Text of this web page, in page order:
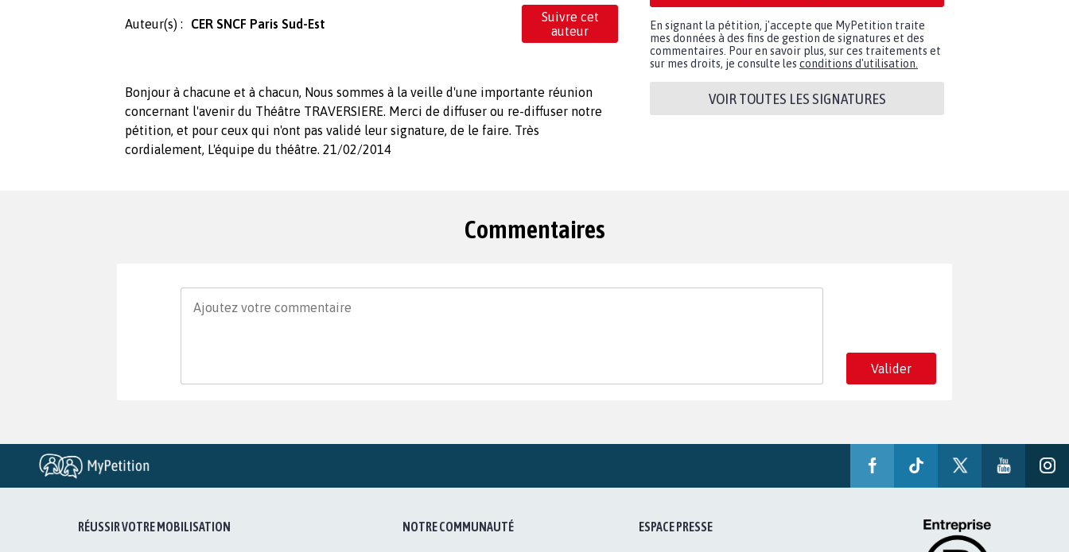
Auteur(s) : CER SNCF Paris Sud-Est
Suivre cet
auteur
Bonjour à chacune et à chacun, Nous sommes à la veille d'une importante réunion
concernant l'avenir du Théâtre TRAVERSIERE. Merci de diffuser ou re-diffuser notre
pétition, et pour ceux qui n'ont pas validé leur signature, de le faire. Très
cordialement, L'équipe du théâtre. 21/02/2014
En signant la pétition, j'accepte que MyPetition traite
mes données à des fins de gestion de signatures et des
commentaires. Pour en savoir plus, sur ces traitements et
sur mes droits, je consulte les conditions d'utilisation.
VOIR TOUTES LES SIGNATURES
Commentaires
Valider
RÉUSSIR VOTRE MOBILISATION NOTRE COMMUNAUTÉ ESPACE PRESSE